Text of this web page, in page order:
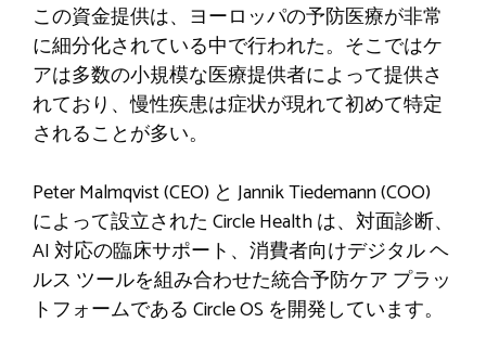
この資金提供は、ヨーロッパの予防医療が非常
に細分化されている中で行われた。そこではケ
アは多数の小規模な医療提供者によって提供さ
れており、慢性疾患は症状が現れて初めて特定
されることが多い。
Peter Malmqvist (CEO) と Jannik Tiedemann (COO)
によって設立された Circle Health は、対面診断、
AI 対応の臨床サポート、消費者向けデジタル ヘ
ルス ツールを組み合わせた統合予防ケア プラッ
トフォームである Circle OS を開発しています。